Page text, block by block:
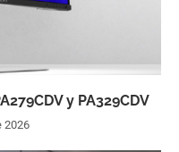
y PA329CDV
2026